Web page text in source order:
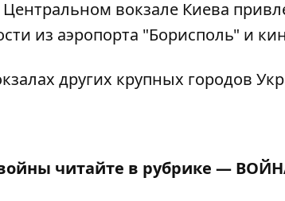
вокзале Киева
из аэропорта "Борисполь" и
других крупных городов
читайте в рубрике —